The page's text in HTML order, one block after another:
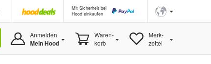
Mit Sicherheit bei
Hood einkaufen
Anmelden
Mein Hood
Waren-
korb
Merk-
zettel